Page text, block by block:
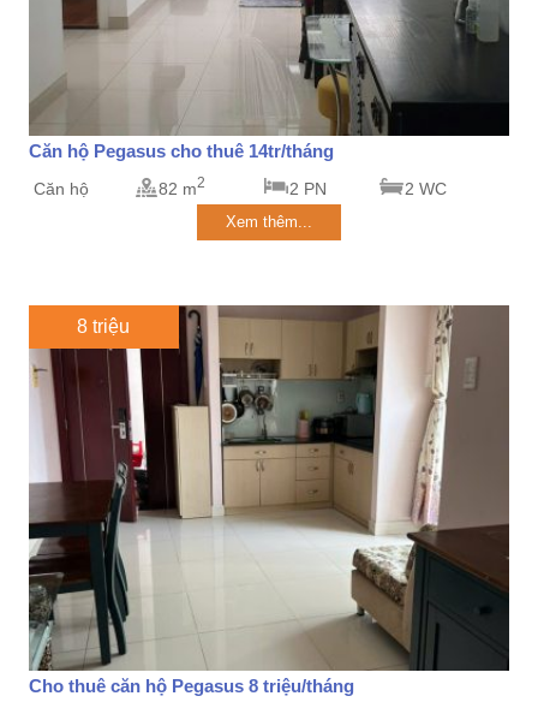
Căn hộ Pegasus cho thuê 14tr/tháng
Căn hộ 82 m2 2 PN 2 WC
Xem thêm...
8 triệu
Cho thuê căn hộ Pegasus 8 triệu/tháng